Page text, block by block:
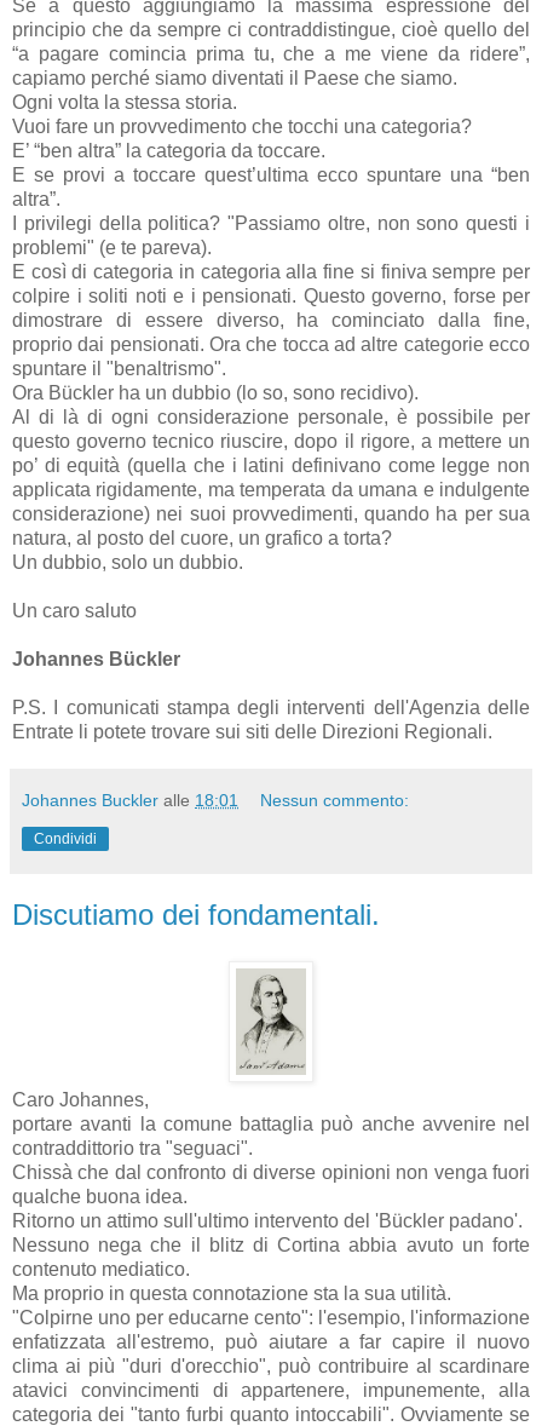
Se a questo aggiungiamo la massima espressione del
principio che da sempre ci contraddistingue, cioè quello del
“a pagare comincia prima tu, che a me viene da ridere”,
capiamo perché siamo diventati il Paese che siamo.
Ogni volta la stessa storia.
Vuoi fare un provvedimento che tocchi una categoria?
E’ “ben altra” la categoria da toccare.
E se provi a toccare quest’ultima ecco spuntare una “ben
altra”.
I privilegi della politica? "Passiamo oltre, non sono questi i
problemi" (e te pareva).
E così di categoria in categoria alla fine si finiva sempre per
colpire i soliti noti e i pensionati. Questo governo, forse per
dimostrare di essere diverso, ha cominciato dalla fine,
proprio dai pensionati. Ora che tocca ad altre categorie ecco
spuntare il "benaltrismo".
Ora Bückler ha un dubbio (lo so, sono recidivo).
Al di là di ogni considerazione personale, è possibile per
questo governo tecnico riuscire, dopo il rigore, a mettere un
po’ di equità (quella che i latini definivano come legge non
applicata rigidamente, ma temperata da umana e indulgente
considerazione) nei suoi provvedimenti, quando ha per sua
natura, al posto del cuore, un grafico a torta?
Un dubbio, solo un dubbio.
Un caro saluto
Johannes Bückler
P.S. I comunicati stampa degli interventi dell'Agenzia delle
Entrate li potete trovare sui siti delle Direzioni Regionali.
Johannes Buckler alle 18:01 Nessun commento:
Condividi
Discutiamo dei fondamentali.
Caro Johannes,
portare avanti la comune battaglia può anche avvenire nel
contraddittorio tra "seguaci".
Chissà che dal confronto di diverse opinioni non venga fuori
qualche buona idea.
Ritorno un attimo sull'ultimo intervento del 'Bückler padano'.
Nessuno nega che il blitz di Cortina abbia avuto un forte
contenuto mediatico.
Ma proprio in questa connotazione sta la sua utilità.
"Colpirne uno per educarne cento": l'esempio, l'informazione
enfatizzata all'estremo, può aiutare a far capire il nuovo
clima ai più "duri d'orecchio", può contribuire al scardinare
atavici convincimenti di appartenere, impunemente, alla
categoria dei "tanto furbi quanto intoccabili". Ovviamente se